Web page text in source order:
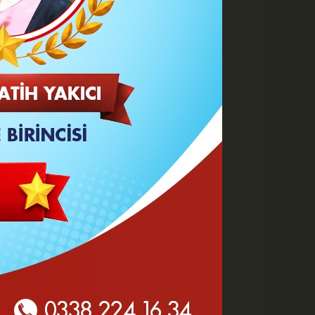
Göz Altı Dolgusu Neden
Şişlik Yapar ve Ne Zaman
Eritilir?
Karaman Belediyesi İtfaiye
Personeli Abdullah Dönmez
Vefat Etti
Çalışmaları Masaya Yatırıldı
Hasan Bircan Hayatını
Kaybetti
MHP Karaman'da Kongre
Takvimi Başlıyor